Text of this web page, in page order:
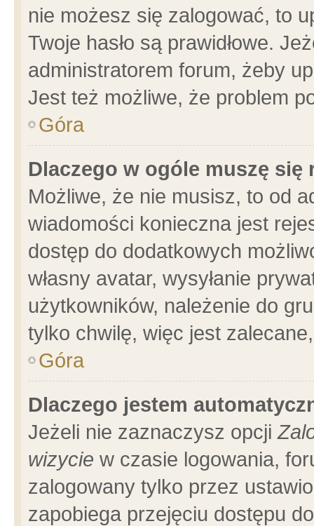
nie możesz się zalogować, to
Twoje hasło są prawidłowe.
administratorem forum, żeby
Jest też możliwe, że problem
Góra
Dlaczego w ogóle muszę się
Możliwe, że nie musisz, to od
wiadomości konieczna jest
dostęp do dodatkowych
własny avatar, wysyłanie
użytkowników, należenie do
tylko chwilę, więc jest
Góra
Dlaczego jestem
Jeżeli nie zaznaczysz opcji
wizycie w czasie logowania,
zalogowany tylko przez
zapobiega przejęciu dostępu